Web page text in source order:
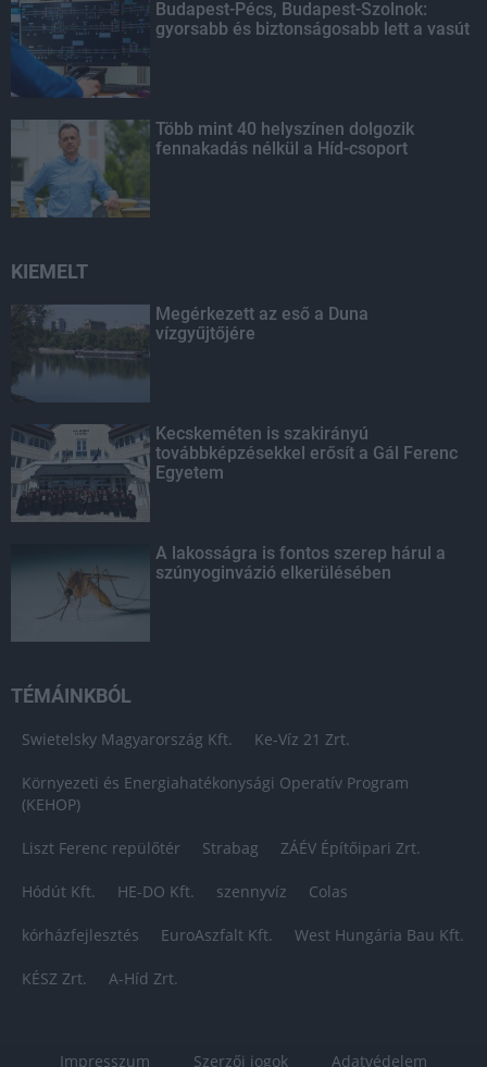
Budapest-Pécs, Budapest-Szolnok:
gyorsabb és biztonságosabb lett a vasút
Több mint 40 helyszínen dolgozik
fennakadás nélkül a Híd-csoport
KIEMELT
Megérkezett az eső a Duna
vízgyűjtőjére
Kecskeméten is szakirányú
továbbképzésekkel erősít a Gál Ferenc
Egyetem
A lakosságra is fontos szerep hárul a
szúnyoginvázió elkerülésében
TÉMÁINKBÓL
Swietelsky Magyarország Kft. Ke-Víz 21 Zrt.
Környezeti és Energiahatékonysági Operatív Program
(KEHOP)
Liszt Ferenc repülőtér Strabag ZÁÉV Építőipari Zrt.
Hódút Kft. HE-DO Kft. szennyvíz Colas
kórházfejlesztés EuroAszfalt Kft. West Hungária Bau Kft.
KÉSZ Zrt. A-Híd Zrt.
Impresszum Szerzői jogok Adatvédelem